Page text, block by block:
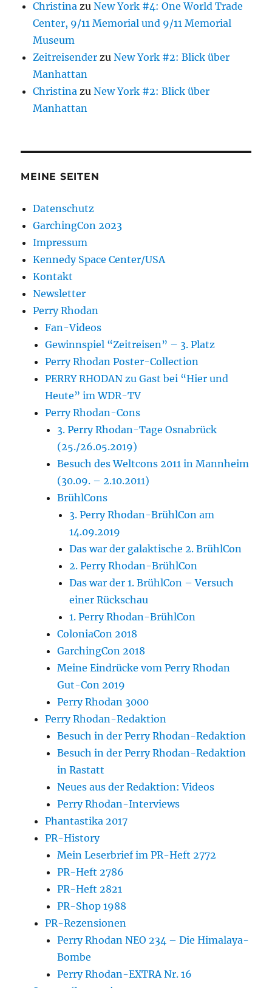
Christina zuNew York #4: One World Trade
Center, 9/11 Memorial und 9/11 Memorial
Museum
Zeitreisender zuNew York #2: Blick über
Manhattan
Christina zuNew York #2: Blick über
Manhattan
MEINE SEITEN
Datenschutz
GarchingCon 2023
Impressum
Kennedy Space Center/USA
Kontakt
Newsletter
Perry Rhodan
Fan-Videos
Gewinnspiel “Zeitreisen” – 3. Platz
Perry Rhodan Poster-Collection
PERRY RHODAN zu Gast bei “Hier und
Heute” im WDR-TV
Perry Rhodan-Cons
3. Perry Rhodan-Tage Osnabrück
(25./26.05.2019)
Besuch des Weltcons 2011 in Mannheim
(30.09. – 2.10.2011)
BrühlCons
3. Perry Rhodan-BrühlCon am
14.09.2019
Das war der galaktische 2. BrühlCon
2. Perry Rhodan-BrühlCon
Das war der 1. BrühlCon – Versuch
einer Rückschau
1. Perry Rhodan-BrühlCon
ColoniaCon 2018
GarchingCon 2018
Meine Eindrücke vom Perry Rhodan
Gut-Con 2019
Perry Rhodan 3000
Perry Rhodan-Redaktion
Besuch in der Perry Rhodan-Redaktion
Besuch in der Perry Rhodan-Redaktion
in Rastatt
Neues aus der Redaktion: Videos
Perry Rhodan-Interviews
Phantastika 2017
PR-History
Mein Leserbrief im PR-Heft 2772
PR-Heft 2786
PR-Heft 2821
PR-Shop 1988
PR-Rezensionen
Perry Rhodan NEO 234 – Die Himalaya-
Bombe
Perry Rhodan-EXTRA Nr. 16